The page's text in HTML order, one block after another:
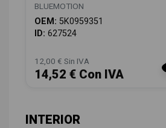
BLUEMOTION
OEM: 5K0959351
ID: 627524
12,00 € Sin IVA
14,52 € Con IVA
INTERIOR